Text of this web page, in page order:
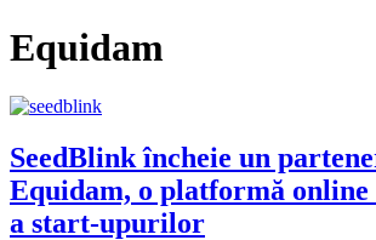
Equidam
SeedBlink încheie un
Equidam, o platformă online
a start-upurilor